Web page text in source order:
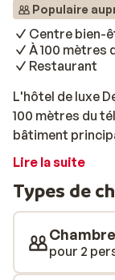
Populaire
Centre bien-
À 100 mètres
Restaurant
L'hôtel de luxe
100 mètres du
bâtiment
le lac ou les
Après une
détendre dans
bain à remous.
dans l'un des
Des plats
Lire la suite
Types de
pour 2